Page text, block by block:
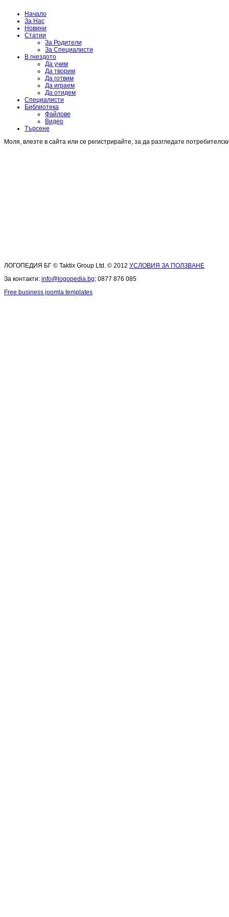
Начало
За Нас
Новини
Статии
За Родители
За Специалисти
В гнездото
Да учим
Да творим
Да готвим
Да играем
Да отидем
Специалисти
Библиотека
Файлове
Видео
Търсене
Моля, влезте в сайта или се регистрирайте, за да разгледате
ЛОГОПЕДИЯ БГ © Taktix Group Ltd. © 2012 УСЛОВИЯ ЗА ПОЛЗВАНЕ
За контакти: info@logopedia.bg; 0877 876 085
Free business joomla templates